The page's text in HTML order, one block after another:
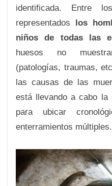
identificada. Entre
representados los
niños de todas las
huesos no
(patologías, traumas,
las causas de las
está llevando a cabo la
para ubicar
enterramientos múltiples.